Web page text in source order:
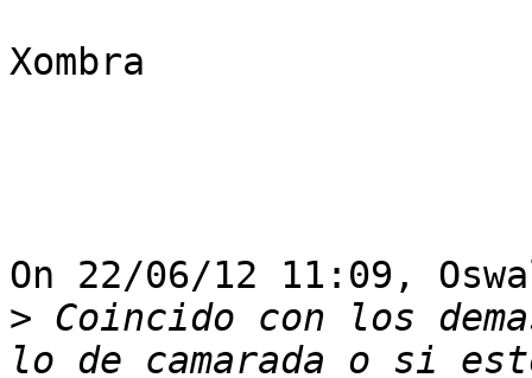
Xombra
On 22/06/12 11:09,
> Coincido con los